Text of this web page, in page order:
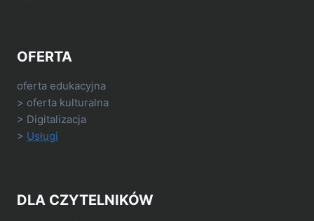
OFERTA
oferta edukacyjna
> oferta kulturalna
> Digitalizacja
> Usługi
DLA CZYTELNIKÓW